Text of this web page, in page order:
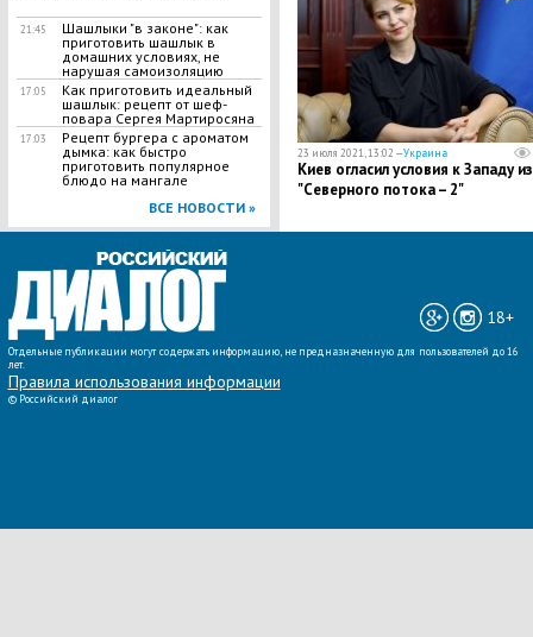
21:45
Шашлыки "в законе": как
приготовить шашлык в
домашних условиях, не
нарушая самоизоляцию
17:05
Как приготовить идеальный
шашлык​: рецепт от шеф-
повара Сергея Мартиросяна
17:03
Рецепт бургера с ароматом
дымка: как быстро
приготовить популярное
блюдо на мангале
ВСЕ НОВОСТИ »
23 июля 2021, 13:02 —Украина
Киев огласил условия к Западу
"Северного потока – 2"
18+
Отдельные публикации могут содержать информацию, не предназначенную для пользователей до 16
лет.
Правила использования информации
© Российский диалог